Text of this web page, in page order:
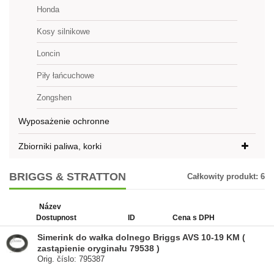
Honda
Kosy silnikowe
Loncin
Piły łańcuchowe
Zongshen
Wyposażenie ochronne
Zbiorniki paliwa, korki
BRIGGS & STRATTON Całkowity produkt: 6
Název
Dostupnost
ID Cena s DPH
Simerink do wałka dolnego Briggs AVS 10-19 KM (
zastąpienie oryginału 79538 )
Orig. číslo: 795387